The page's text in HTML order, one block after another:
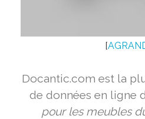
[
Docantic.com est la
de données en ligne
pour les meubles